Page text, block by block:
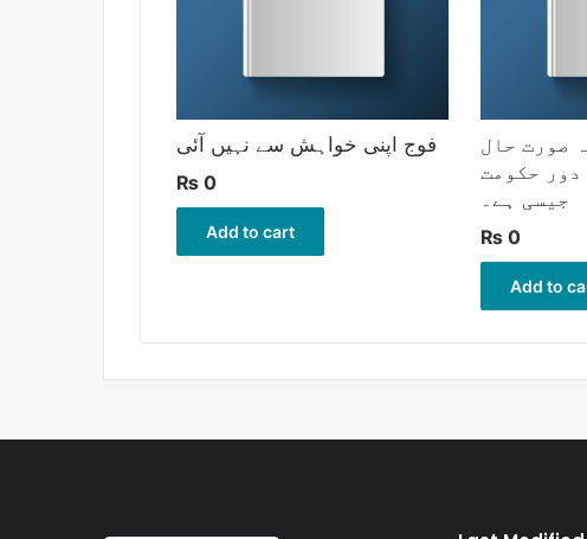
فوج اپنی خواہش سے نہیں آئی
₨ 0
Add to cart
صورت حال
دور حکومت
جیسی ہے۔
₨0
Add to